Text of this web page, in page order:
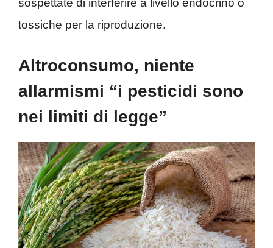
tossiche per la riproduzione.
Altroconsumo, niente
allarmismi “i pesticidi sono
nei limiti di legge”